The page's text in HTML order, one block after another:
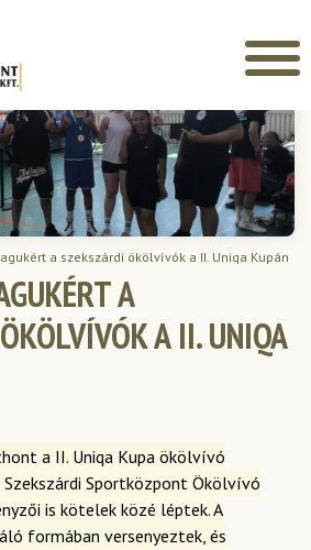
a szekszárdi ökölvívók a II. Uniqa Kupán
A
A II. UNIQA
a II. Uniqa Kupa ökölvívó
Szekszárdi Sportközpont Ökölvívó
is kötelek közé léptek. A
formában versenyeztek, és